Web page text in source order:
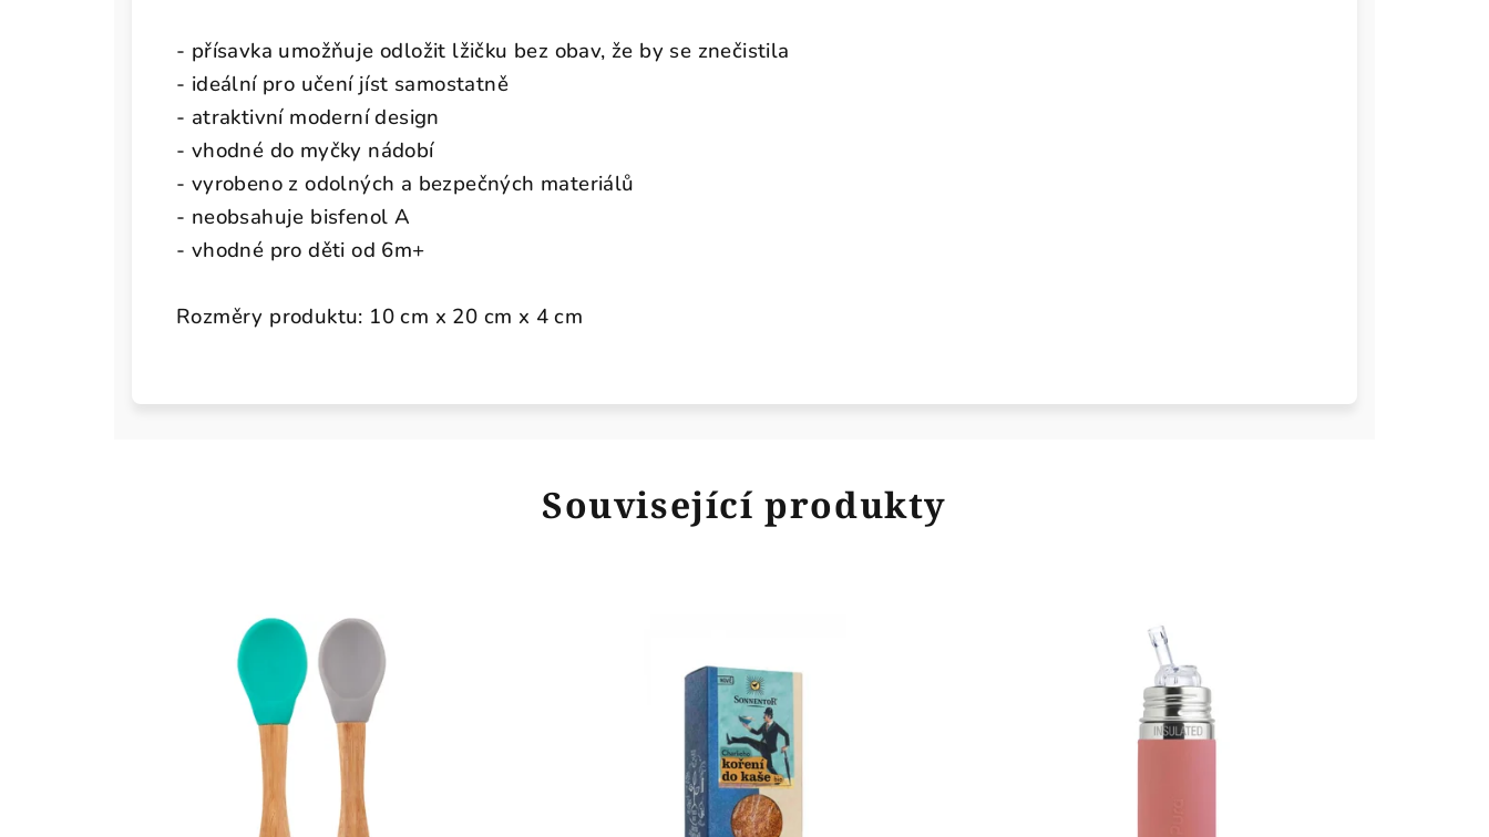
- přísavka umožňuje odložit lžičku bez obav, že by se znečistila
- ideální pro učení jíst samostatně
- atraktivní moderní design
- vhodné do myčky nádobí
- vyrobeno z odolných a bezpečných materiálů
- neobsahuje bisfenol A
- vhodné pro děti od 6m+
Rozměry produktu: 10 cm x 20 cm x 4 cm
Související produkty